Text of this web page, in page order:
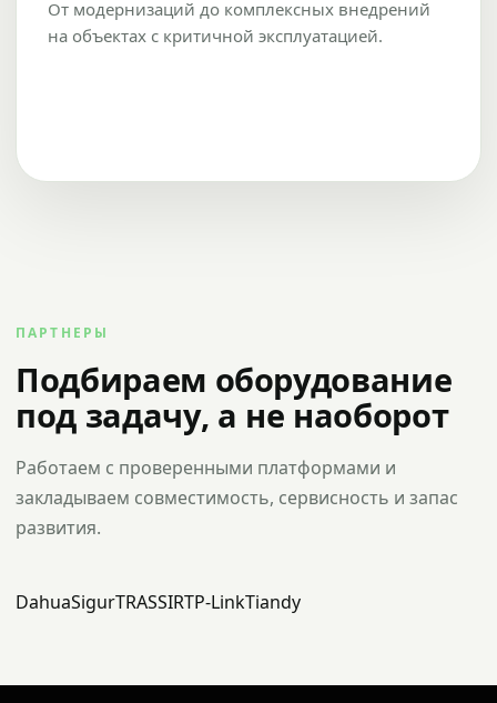
От модернизаций до комплексных внедрений
на объектах с критичной эксплуатацией.
ПАРТНЕРЫ
Подбираем оборудование
под задачу, а не наоборот
Работаем с проверенными платформами и
закладываем совместимость, сервисность и запас
развития.
DahuaSigurTRASSIRTP-LinkTiandy